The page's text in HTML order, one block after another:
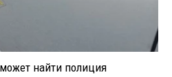
найти полиция